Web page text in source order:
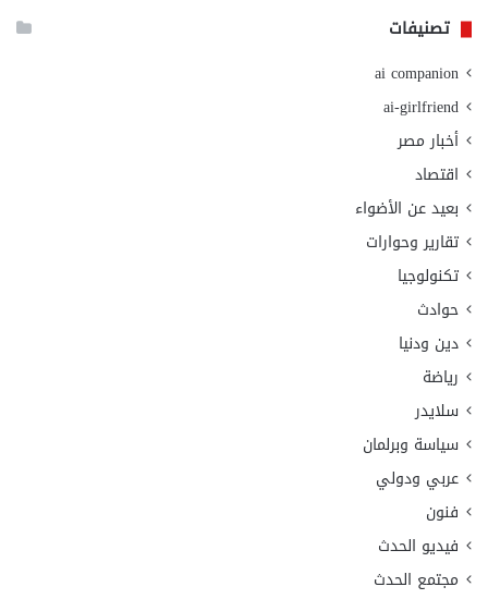
تصنيفات
ai companion
ai-girlfriend
أخبار مصر
اقتصاد
بعيد عن الأضواء
تقارير وحوارات
تكنولوجيا
حوادث
دين ودنيا
رياضة
سلايدر
سياسة وبرلمان
عربي ودولي
فنون
فيديو الحدث
مجتمع الحدث